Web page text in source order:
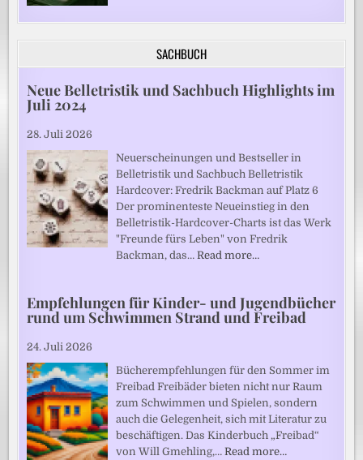
SACHBUCH
Neue Belletristik und Sachbuch Highlights im
Juli 2024
28. Juli 2026
Neuerscheinungen und Bestseller in
Belletristik und Sachbuch Belletristik
Hardcover: Fredrik Backman auf Platz 6
Der prominenteste Neueinstieg in den
Belletristik-Hardcover-Charts ist das Werk
"Freunde fürs Leben" von Fredrik
Backman, das…Read more…
Empfehlungen für Kinder- und Jugendbücher
rund um Schwimmen Strand und Freibad
24. Juli 2026
Bücherempfehlungen für den Sommer im
Freibad Freibäder bieten nicht nur Raum
zum Schwimmen und Spielen, sondern
auch die Gelegenheit, sich mit Literatur zu
beschäftigen. Das Kinderbuch „Freibad“
von Will Gmehling,…Read more…